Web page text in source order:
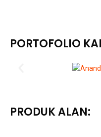
PORTOFOLIO
PRODUK ALAN: